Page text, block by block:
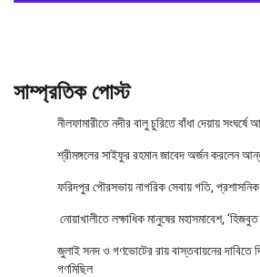
সাম্প্রতিক পোস্ট
নীলফামারীতে নদীর বালু চুরিতে বাঁধা দেয়ায়
শ্রীমঙ্গলের সাইফুর রহমান জাবেদ অর্জন করলেন
ফরিদপুর পৌরসভায় নাগরিক সেবায় গতি,
নোয়াখালীতে লক্ষাধিক মানুষের মহাসমাবেশ, ‘হিজবুত
জুলাই সনদ ও গণভোটের রায় বাস্তবায়নের দাবিতে
গণমিছিল